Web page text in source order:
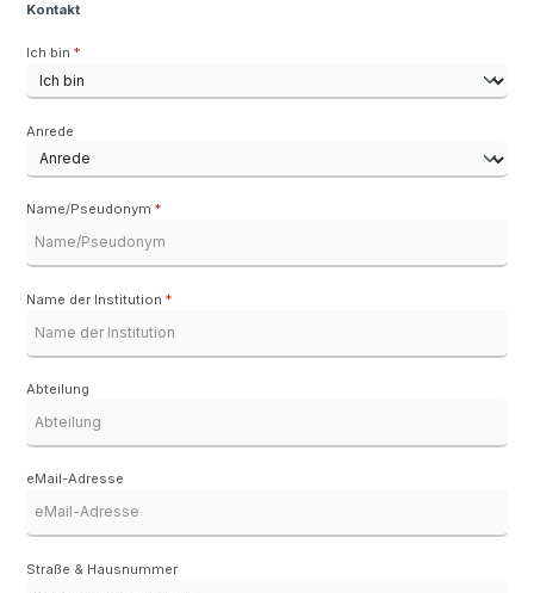
Kontakt
Ich bin *
Anrede
Name/Pseudonym *
Name der Institution *
Abteilung
eMail-Adresse
Straße & Hausnummer